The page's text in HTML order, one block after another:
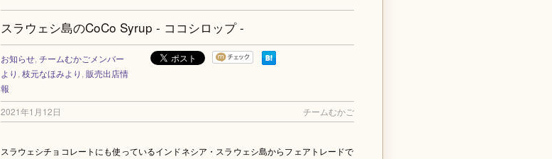
スラウェシ島のCoCo Syrup - ココシロップ -
お知らせ, チームむかごメンバー
より 枝元なほみより 販売出店情
報
2021年1月12日
チームむかご
スラウェシチョコレートにも使っているインドネシア・スラウェシ島からフェアトレードで